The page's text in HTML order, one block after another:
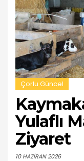
Çorlu Güncel
Yulaflı
Ziyaret
10 HAZIRAN 2026